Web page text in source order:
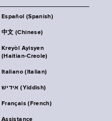
Español (Spanish)
中文 (Chinese)
Kreyòl Ayisyen
(Haitian-Creole)
Italiano (Italian)
אידיש (Yiddish)
Français (French)
Assistance